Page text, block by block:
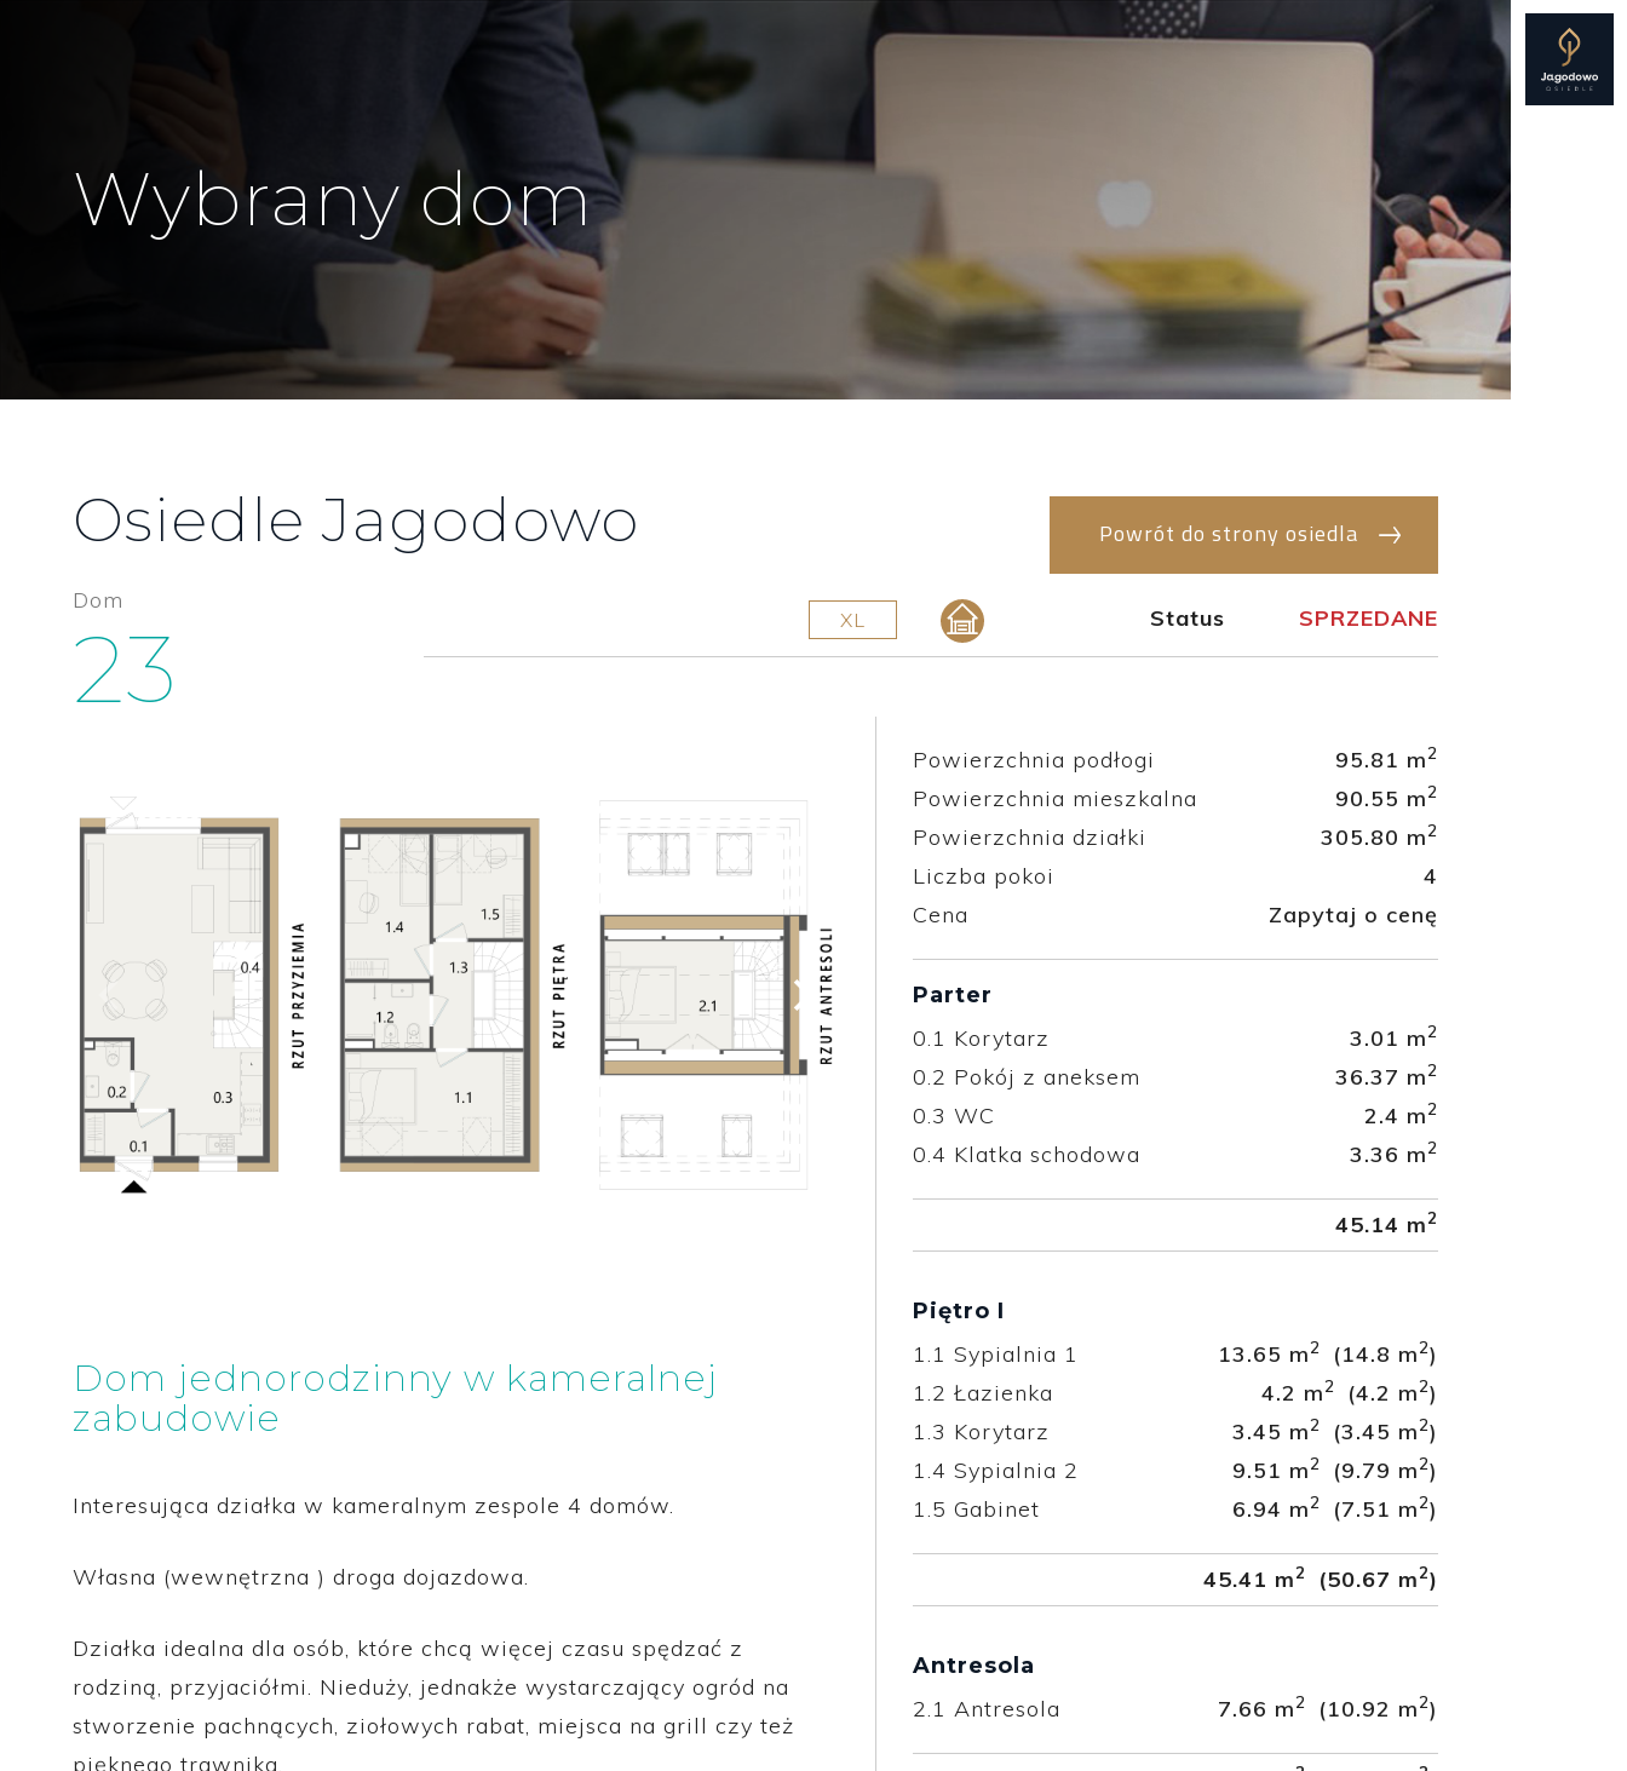
Wybrany dom
Osiedle Jagodowo Powrót do strony osiedla
Dom
23 Status SPRZEDANE
XL
Dom jednorodzinny w kameralnej
zabudowie
Interesująca działka w kameralnym zespole 4 domów.
Własna (wewnętrzna ) droga dojazdowa.
Działka idealna dla osób, które chcą więcej czasu spędzać z
rodziną, przyjaciółmi. Nieduży, jednakże wystarczający ogród na
stworzenie pachnących, ziołowych rabat, miejsca na grill czy też
pięknego trawnika.
Powierzchnia podłogi 95.81 m2
Powierzchnia mieszkalna 90.55 m2
Powierzchnia działki 305.80 m2
Liczba pokoi
4
Cena
Zapytaj o cenę
Parter
0.1 Korytarz 3.01 m2
0.2 Pokój z aneksem 36.37 m2
0.3 WC 2.4 m2
0.4 Klatka schodowa 3.36 m2
45.14 m2
Piętro I
1.1 Sypialnia 1 (14.8 m2)
13.65 m2
1.2 Łazienka (4.2 m2)
4.2 m2
1.3 Korytarz (3.45 m2)
3.45 m2
1.4 Sypialnia 2 (9.79 m2)
9.51 m2
1.5 Gabinet (7.51 m2)
6.94 m2
(50.67 m2)
45.41 m2
Antresola
2.1 Antresola (10.92 m2)
7.66 m2